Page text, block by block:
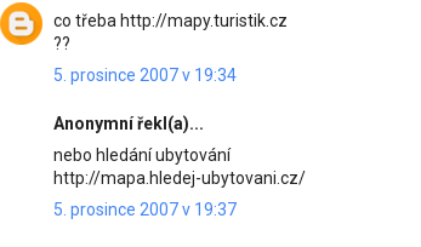
co třeba http://mapy.turistik.cz
??
5. prosince 2007 v 19:34
Anonymní řekl(a)...
nebo hledání ubytování
http://mapa.hledej-ubytovani.cz/
5. prosince 2007 v 19:37